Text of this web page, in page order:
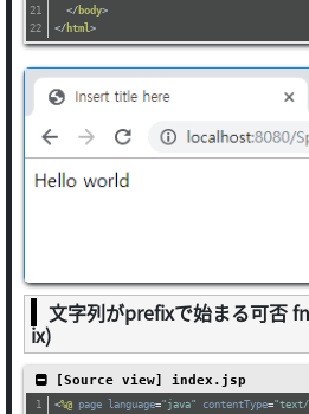
</ body>
</ html >
文字列がprefixで始まる可否
ix)
[Source view] index.jsp
<%@ page language="java" contentType="text/